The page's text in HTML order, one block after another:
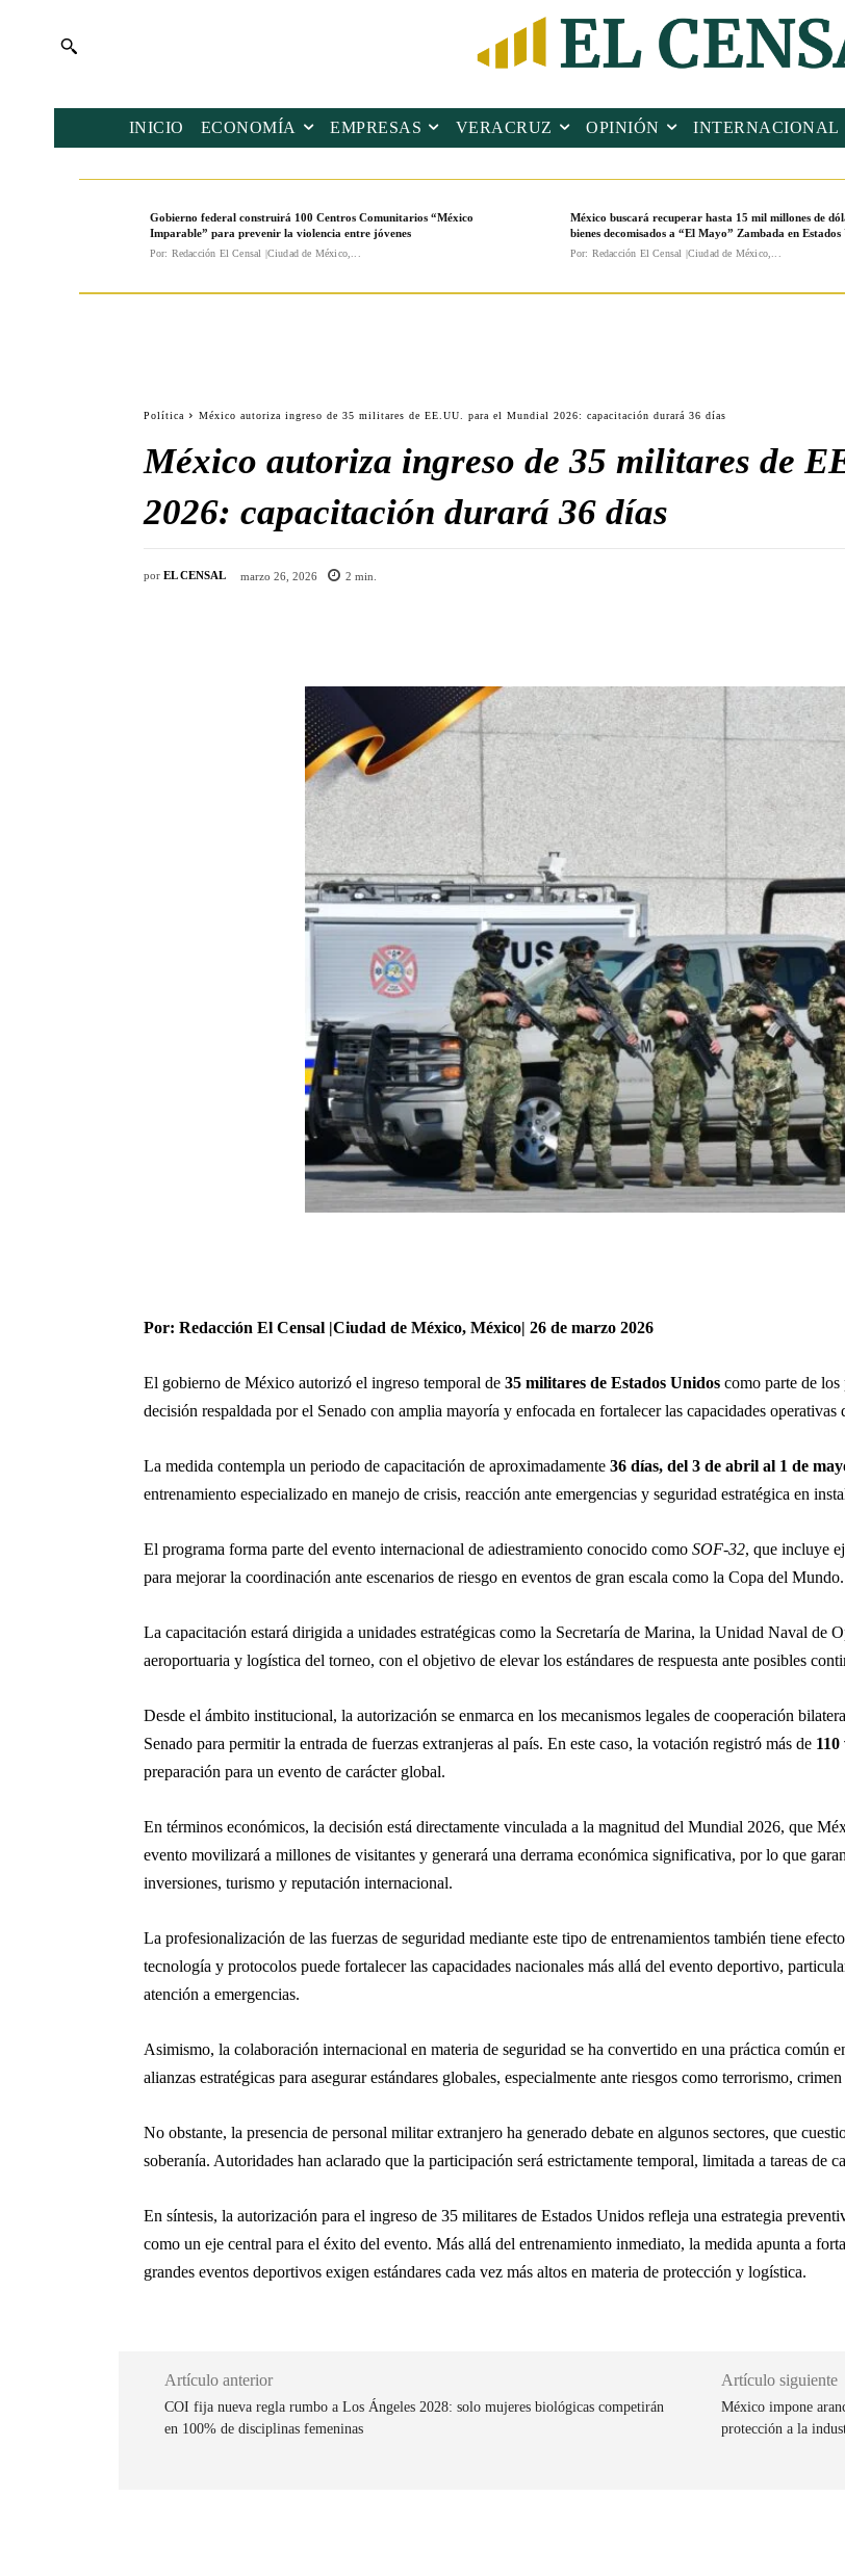
INICIO ECONOMÍA EMPRESAS VERACRUZ OPINIÓN INTERNACIONAL
Gobierno federal construirá 100 Centros Comunitarios “México
Imparable” para prevenir la violencia entre jóvenes
Por: Redacción El Censal |Ciudad de México,...
México buscará recuperar hasta 15 mil millones de
bienes decomisados a “El Mayo” Zambada en Estados
Por: Redacción El Censal |Ciudad de México,...
Política México autoriza ingreso de 35 militares de EE.UU. para el Mundial 2026: capacitación durará 36 días
México autoriza ingreso de 35 militares de
2026: capacitación durará 36 días
por EL CENSAL marzo 26, 2026 2 min.
Por: Redacción El Censal |Ciudad de México, México| 26 de marzo 2026
El gobierno de México autorizó el ingreso temporal de 35 militares de Estados Unidos como parte de
decisión respaldada por el Senado con amplia mayoría y enfocada en fortalecer las capacidades operativas
La medida contempla un periodo de capacitación de aproximadamente 36 días, del 3 de abril al 1 de
entrenamiento especializado en manejo de crisis, reacción ante emergencias y seguridad estratégica en
El programa forma parte del evento internacional de adiestramiento conocido como SOF-32, que incluye
para mejorar la coordinación ante escenarios de riesgo en eventos de gran escala como la Copa del Mundo.
La capacitación estará dirigida a unidades estratégicas como la Secretaría de Marina, la Unidad Naval de
aeroportuaria y logística del torneo, con el objetivo de elevar los estándares de respuesta ante posibles
Desde el ámbito institucional, la autorización se enmarca en los mecanismos legales de cooperación
Senado para permitir la entrada de fuerzas extranjeras al país. En este caso, la votación registró más de
preparación para un evento de carácter global.
En términos económicos, la decisión está directamente vinculada a la magnitud del Mundial 2026, que
evento movilizará a millones de visitantes y generará una derrama económica significativa, por lo que
inversiones, turismo y reputación internacional.
La profesionalización de las fuerzas de seguridad mediante este tipo de entrenamientos también tiene
tecnología y protocolos puede fortalecer las capacidades nacionales más allá del evento deportivo,
atención a emergencias.
Asimismo, la colaboración internacional en materia de seguridad se ha convertido en una práctica común
alianzas estratégicas para asegurar estándares globales, especialmente ante riesgos como terrorismo,
No obstante, la presencia de personal militar extranjero ha generado debate en algunos sectores, que
soberanía. Autoridades han aclarado que la participación será estrictamente temporal, limitada a tareas de
En síntesis, la autorización para el ingreso de 35 militares de Estados Unidos refleja una estrategia
como un eje central para el éxito del evento. Más allá del entrenamiento inmediato, la medida apunta a
grandes eventos deportivos exigen estándares cada vez más altos en materia de protección y logística.
Artículo anterior
COI fija nueva regla rumbo a Los Ángeles 2028: solo mujeres biológicas competirán
en 100% de disciplinas femeninas
Artículo siguiente
México impone
protección a la